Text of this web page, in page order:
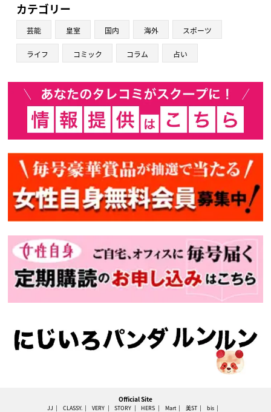
カテゴリー
芸能 皇室 国内 海外 スポーツ
ライフ コミック コラム 占い
Official Site
JJ CLASSY. VERY STORY HERS Mart 美ST bis